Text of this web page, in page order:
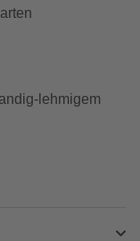
lehmigem